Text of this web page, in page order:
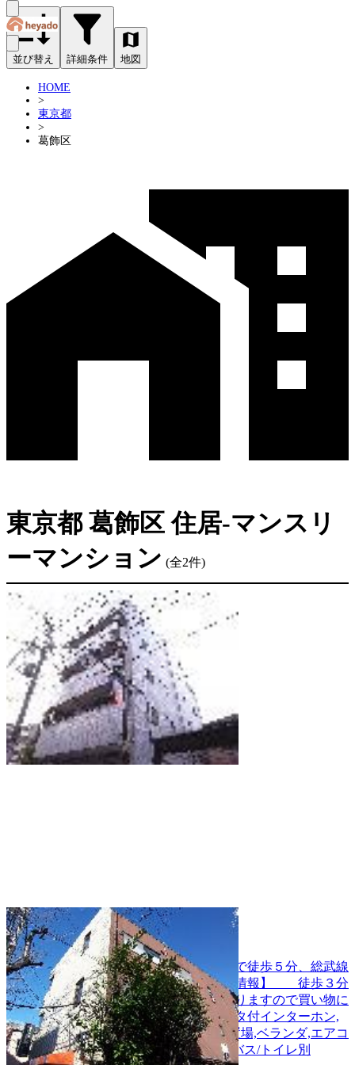
並び替え 詳細条件 地図
HOME
>
東京都
>
葛飾区
東京都 葛飾区 住居-マンスリ
ーマンション (全2件)
YM新小岩
【徒歩圏内駅】 総武線、新小岩駅まで徒歩５分、総武線
利用で御茶ノ水駅まで１６分 【周辺情報】 徒歩３分
圏内にコンビ二、病院、駅には西友がありますので買い物に
も便利です。 【物件情報】 モニタ付インターホン,
オートロック フローリング,室内洗濯機置場,ベランダ,エアコ
ン,無料インターネット接続,ガスコンロ,バス/トイレ別